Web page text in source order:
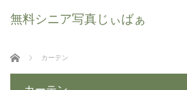
無料シニア写真じぃばぁ
ホーム カーテン